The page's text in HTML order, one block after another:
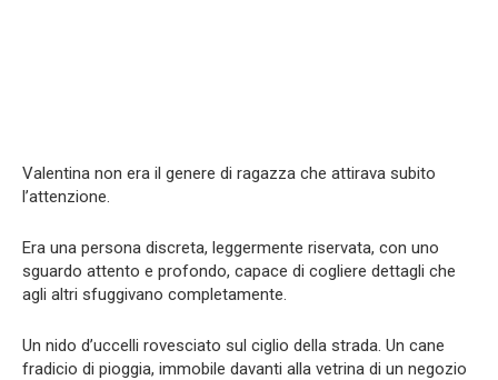
Valentina non era il genere di ragazza che attirava subito
l’attenzione.
Era una persona discreta, leggermente riservata, con uno
sguardo attento e profondo, capace di cogliere dettagli che
agli altri sfuggivano completamente.
Un nido d’uccelli rovesciato sul ciglio della strada. Un cane
fradicio di pioggia, immobile davanti alla vetrina di un negozio